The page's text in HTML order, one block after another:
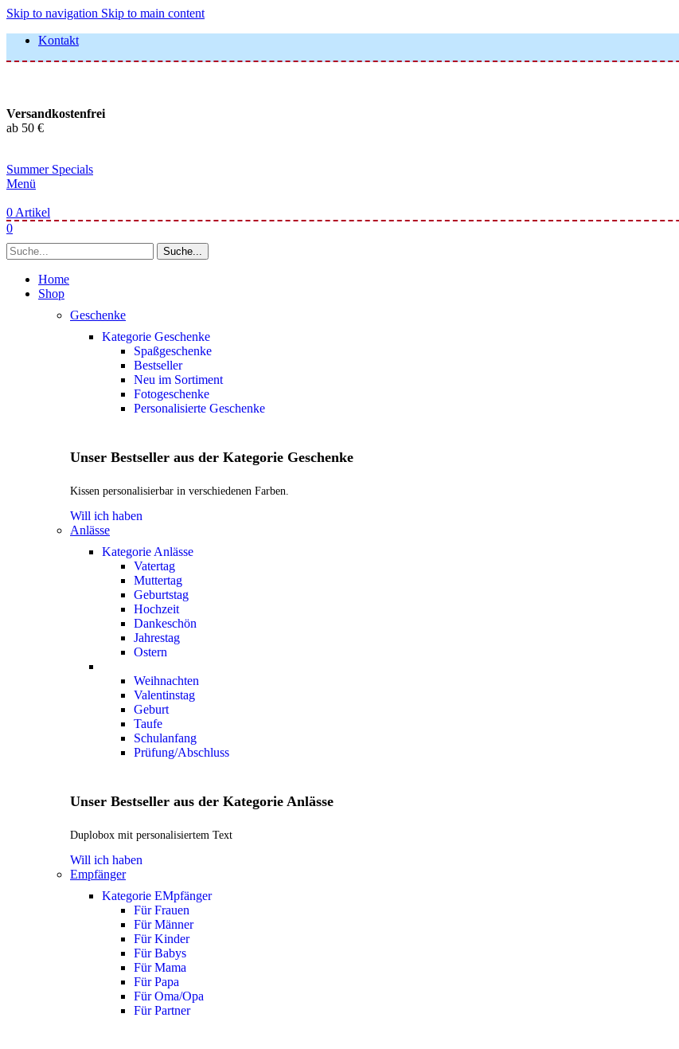
Skip to navigation Skip to main content
Kontakt
Versandkostenfrei
ab 50 €
Summer Specials
Menü
0 Artikel
0
Suche...
Home
Shop
Geschenke
Kategorie Geschenke
Spaßgeschenke
Bestseller
Neu im Sortiment
Fotogeschenke
Personalisierte Geschenke
Unser Bestseller aus der Kategorie Geschenke
Kissen personalisierbar in verschiedenen Farben.
Will ich haben
Anlässe
Kategorie Anlässe
Vatertag
Muttertag
Geburtstag
Hochzeit
Dankeschön
Jahrestag
Ostern
Weihnachten
Valentinstag
Geburt
Taufe
Schulanfang
Prüfung/Abschluss
Unser Bestseller aus der Kategorie Anlässe
Duplobox mit personalisiertem Text
Will ich haben
Empfänger
Kategorie EMpfänger
Für Frauen
Für Männer
Für Kinder
Für Babys
Für Mama
Für Papa
Für Oma/Opa
Für Partner